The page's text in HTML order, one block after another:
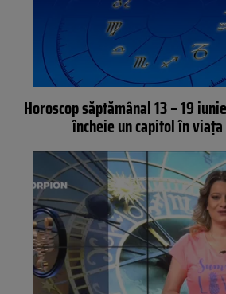
Horoscop săptămânal 13 – 19
încheie un capitol în